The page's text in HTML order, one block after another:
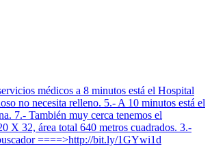
médicos a 8 minutos está el Hospital
no necesita relleno. 5.- A 10 minutos está el
7.- También muy cerca tenemos el
32, área total 640 metros cuadrados. 3.-
====>http://bit.ly/1GYwi1d